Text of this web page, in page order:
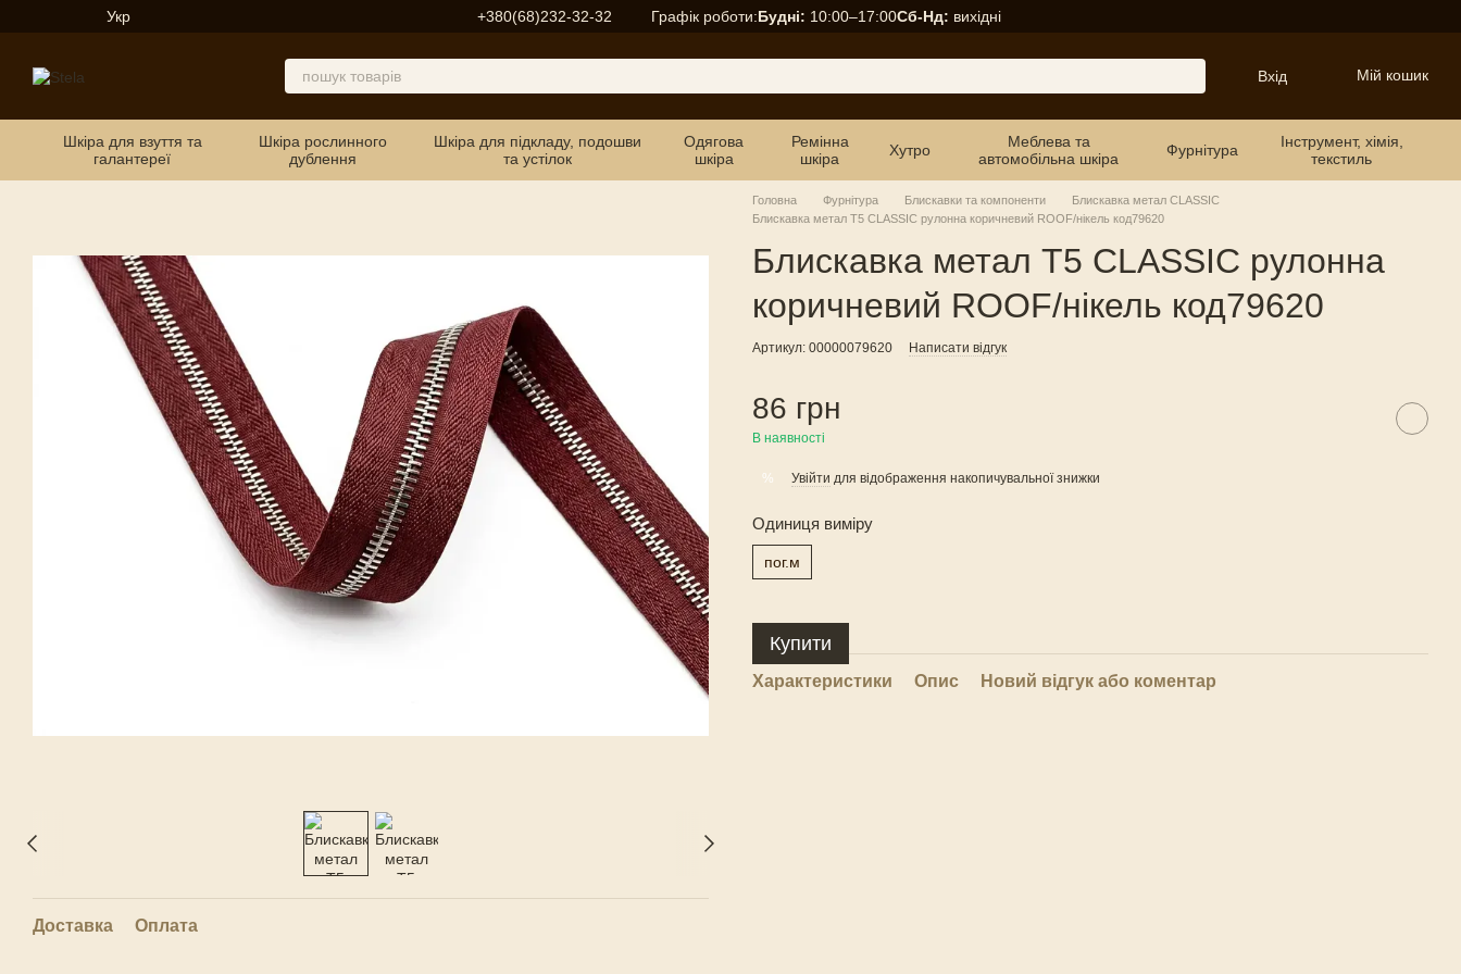
Перейти до основного контенту
Укр +380(68)232-32-32 Графік роботи:Будні: 10:00–17:00Сб-Нд: вихідні
Вхід Мій кошик
Шкіра для взуття та
галантереї
Шкіра рослинного
дублення
Шкіра для підкладу, подошви
та устілок
Одягова
шкіра
Ремінна
шкіра
Хутро
Меблева та
автомобільна шкіра
Фурнітура
Інструмент, хімія,
текстиль
Доставка Оплата
Головна Фурнітура Блискавки та компоненти
Блискавка метал CLASSIC
Блискавка метал Т5 CLASSIC рулонна коричневий ROOF/нікель код79620
Блискавка метал Т5 CLASSIC рулонна
коричневий ROOF/нікель код79620
Артикул: 00000079620 Написати відгук
86 грн
В наявності
% Увійти для відображення накопичувальної знижки
Одиниця виміру
пог.м
Купити
Характеристики Опис Новий відгук або коментар